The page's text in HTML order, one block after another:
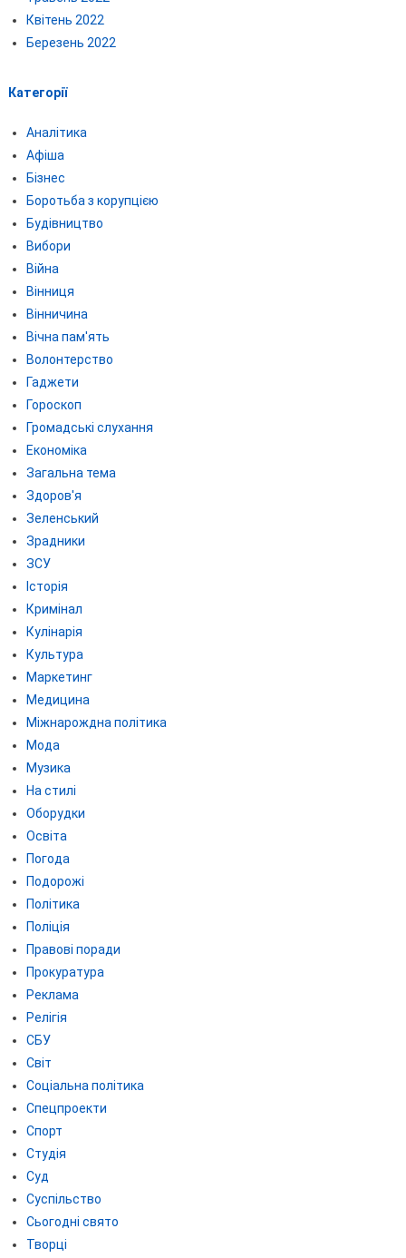
Квітень 2022
Березень 2022
Категорії
Аналітика
Афіша
Бізнес
Боротьба з корупцією
Будівництво
Вибори
Війна
Вінниця
Вінничина
Вічна пам'ять
Волонтерство
Гаджети
Гороскоп
Громадські слухання
Економіка
Загальна тема
Здоров'я
Зеленський
Зрадники
ЗСУ
Історія
Кримінал
Кулінарія
Культура
Маркетинг
Медицина
Міжнарождна політика
Мода
Музика
На стилі
Оборудки
Освіта
Погода
Подорожі
Політика
Поліція
Правові поради
Прокуратура
Реклама
Релігія
СБУ
Світ
Соціальна політика
Спецпроекти
Спорт
Студія
Суд
Суспільство
Сьогодні свято
Творці